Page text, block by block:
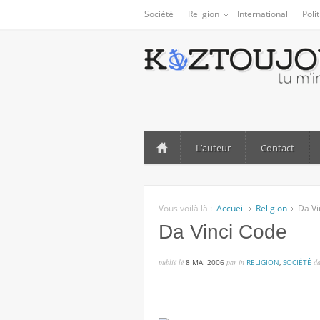
Société Religion International
L’auteur Contact
Vous voilà là : Accueil Religion Da
Da Vinci Code
publié lé 8 MAI 2006 par in RELIGION, SOCIÉTÉ